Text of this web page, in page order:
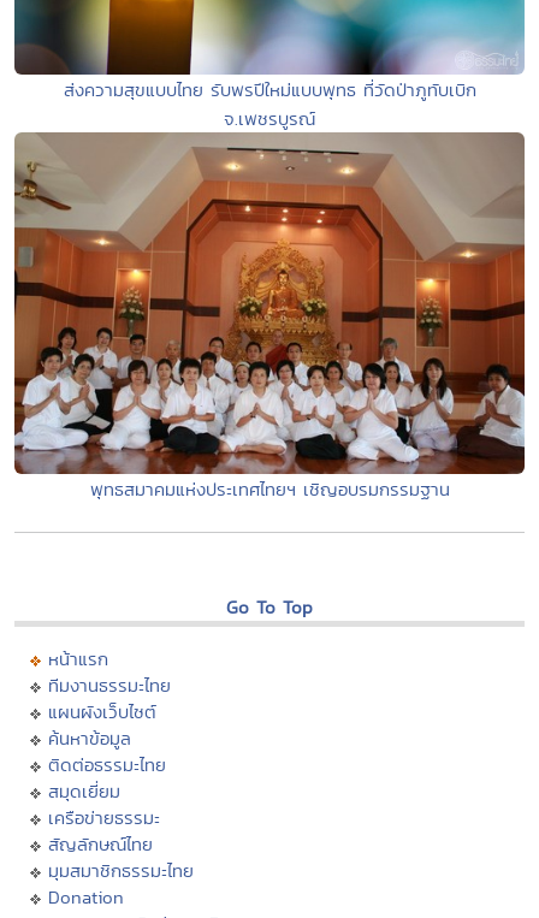
ส่งความสุขแบบไทย รับพรปีใหม่แบบพุทธ ที่วัดป่าภูทับเบิก
จ.เพชรบูรณ์
พุทธสมาคมแห่งประเทศไทยฯ เชิญอบรมกรรมฐาน
Go To Top
หน้าแรก
ทีมงานธรรมะไทย
แผนผังเว็บไซต์
ค้นหาข้อมูล
ติดต่อธรรมะไทย
สมุดเยี่ยม
เครือข่ายธรรมะ
สัญลักษณ์ไทย
มุมสมาชิกธรรมะไทย
Donation